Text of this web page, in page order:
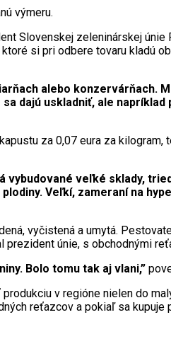
výmeru.
Slovenskej zeleninárskej
si pri odbere tovaru kladú
alebo konzervárňach.
dajú uskladniť, ale
za 0,07 eura za
veľké sklady,
Veľkí, zameraní na
vyčistená a umytá.
únie, s obchodnými
Bolo tomu tak aj vlani,”
v regióne nielen do
reťazcov a pokiaľ sa